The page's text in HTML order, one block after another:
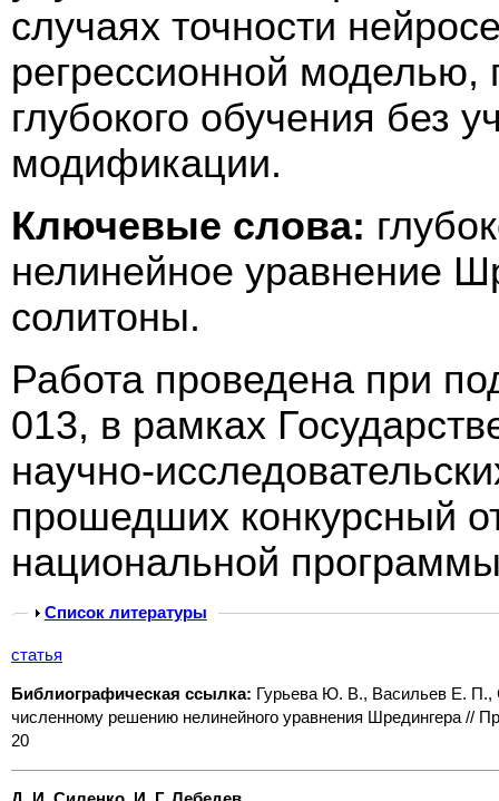
случаях точности
регрессионной
глубокого обучения без
модификации.
Ключевые слова:
нелинейное уравнение
солитоны.
Работа проведена при
013, в рамках
научно-
прошедших конкурсный
национальной
Show
Список литературы
статья
Библиографическая ссылка: Гурьева Ю. В., Васильев Е. П.,
численному решению нелинейного уравнения Шредингера //
20